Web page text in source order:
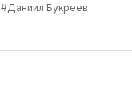
#Даниил Букреев